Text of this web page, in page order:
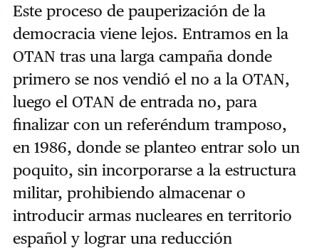
Este proceso de pauperización de la
democracia viene lejos. Entramos en la
OTAN tras una larga campaña donde
primero se nos vendió el no a la OTAN,
luego el OTAN de entrada no, para
finalizar con un referéndum tramposo,
en 1986, donde se planteo entrar solo un
poquito, sin incorporarse a la estructura
militar, prohibiendo almacenar o
introducir armas nucleares en territorio
español y lograr una reducción